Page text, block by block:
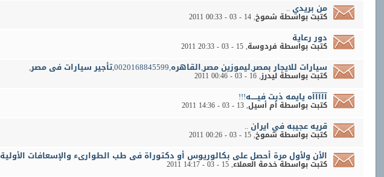
من بريدي ..
كتبت بواسطة شموخ‏, 14 - 03 - 2011 00:33
دور رعاية
كتبت بواسطة فردوسة‏, 15 - 03 - 2011 20:33
سيارات للايجار بمصر,ليموزين مصر,القاهره,0020168845599,تأجير سيارات فى مصر,
كتبت بواسطةليدرز‏, 16 - 03 - 2011 00:46
آآآآآه يايمه ذبت فيـــــه!!!
كتبت بواسطةأم أسيل‏, 13 - 03 - 2011 14:36
قريه عجيبه في ايران ..
كتبت بواسطةشموخ‏, 15 - 03 - 2011 00:26
الأن ولأول مرة أحصل على بكالوريوس أو دكتوراة فى طب الطوارىء والإسعافات الأولية
كتبت بواسطةخدمة العملاء‏, 15 - 03 - 2011 14:17